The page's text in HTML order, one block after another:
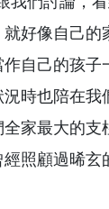
好像自己的
自己的孩子
時也陪在我
家最大的支
照顧過晞玄